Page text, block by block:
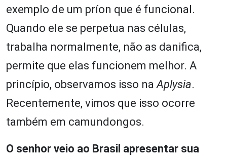
exemplo de um príon que é funcional.
Quando ele se perpetua nas células,
trabalha normalmente, não as danifica,
permite que elas funcionem melhor. A
princípio, observamos isso naAplysia.
Recentemente, vimos que isso ocorre
também em camundongos.
O senhor veio ao Brasil apresentar sua